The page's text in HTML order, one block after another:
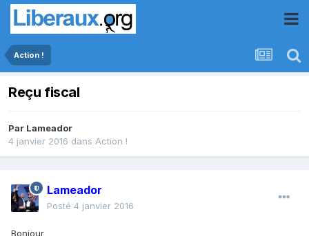
Action !
Reçu fiscal
Par Lameador
4 janvier 2016 dans Action !
Lameador
Posté 4 janvier 2016
Bonjour